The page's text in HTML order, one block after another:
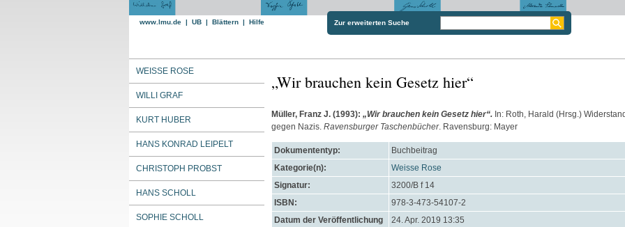
www.lmu.de| UB| Blättern| Hilfe Zur erweiterten Suche
WEISSE ROSE
WILLI GRAF
KURT HUBER
HANS KONRAD LEIPELT
CHRISTOPH PROBST
HANS SCHOLL
SOPHIE SCHOLL
„Wir brauchen kein Gesetz hier“
Müller, Franz J. (1993): „Wir brauchen kein Gesetz hier“. In: Roth, Harald (Hrsg.)
gegen Nazis. Ravensburger Taschenbücher. Ravensburg: Mayer
Dokumententyp:
Buchbeitrag
Kategorie(n):
Weisse Rose
Signatur:
3200/B f 14
ISBN:
978-3-473-54107-2
Datum der Veröffentlichung
24. Apr. 2019 13:35